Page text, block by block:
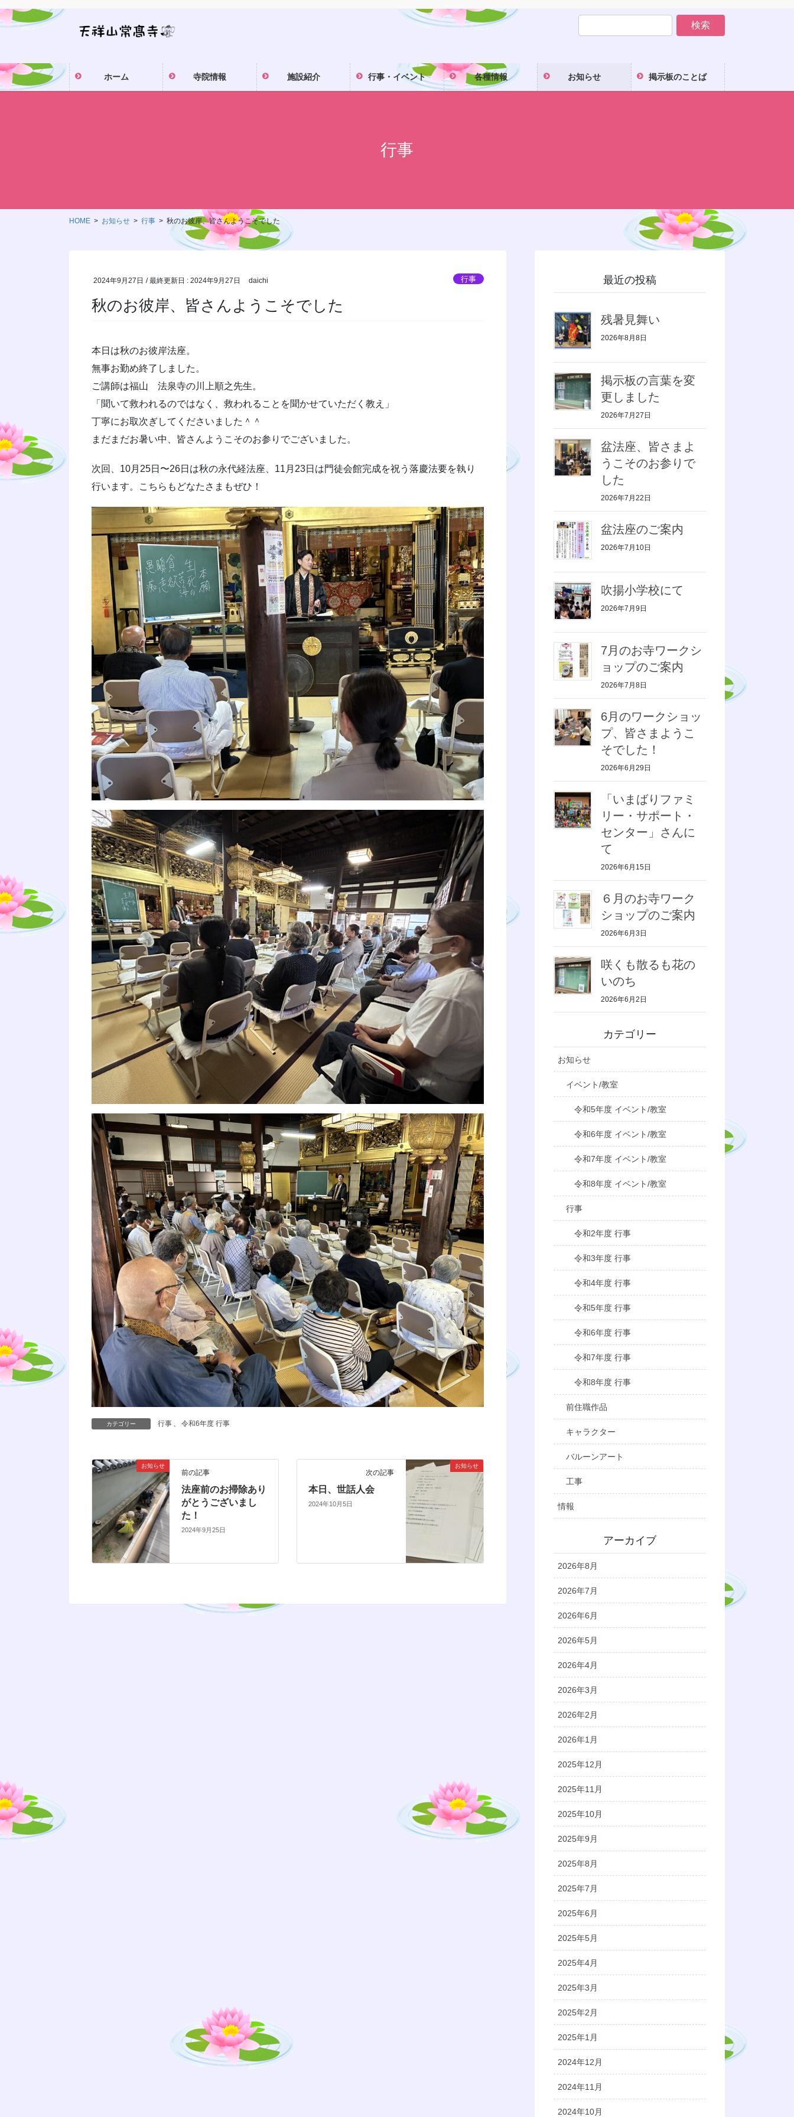
ン
ツ
に
移
ビ
シ
ョ
ン
ホーム 寺院情報 施設紹介 行事・イベント 各種情報 お知らせ 掲示板のことば
行事
HOME お知らせ 行事 秋のお彼岸、皆さんようこそでした
2024年9月27日 / 最終更新日 :2024年9月27日 daichi 行事
秋のお彼岸、皆さんようこそでした
本日は秋のお彼岸法座。
無事お勤め終了しました。
ご講師は福山 法泉寺の川上順之先生。
「聞いて救われるのではなく、救われることを聞かせていただく教え」
丁寧にお取次ぎしてくださいました＾＾
まだまだお暑い中、皆さんようこそのお参りでございました。
次回、10月25日〜26日は秋の永代経法座、11月23日は門徒会館完成を祝う落慶法要を執り
行います。こちらもどなたさまもぜひ！
カテゴリー 行事 、 令和6年度 行事
お知らせ
前の記事
法座前のお掃除あり
がとうございまし
た！
2024年9月25日
お知らせ
次の記事
本日、世話人会
2024年10月5日
最近の投稿
残暑見舞い
2026年8月8日
掲示板の言葉を変
更しました
2026年7月27日
盆法座、皆さまよ
うこそのお参りで
した
2026年7月22日
盆法座のご案内
2026年7月10日
吹揚小学校にて
2026年7月9日
7月のお寺ワークシ
ョップのご案内
2026年7月8日
6月のワークショッ
プ、皆さまようこ
そでした！
2026年6月29日
「いまばりファミ
リー・サポート・
センター」さんに
て
2026年6月15日
６月のお寺ワーク
ショップのご案内
2026年6月3日
咲くも散るも花の
いのち
2026年6月2日
カテゴリー
お知らせ
イベント/教室
令和5年度 イベント/教室
令和6年度 イベント/教室
令和7年度 イベント/教室
令和8年度 イベント/教室
行事
令和2年度 行事
令和3年度 行事
令和4年度 行事
令和5年度 行事
令和6年度 行事
令和7年度 行事
令和8年度 行事
前住職作品
キャラクター
バルーンアート
工事
情報
アーカイブ
2026年8月
2026年7月
2026年6月
2026年5月
2026年4月
2026年3月
2026年2月
2026年1月
2025年12月
2025年11月
2025年10月
2025年9月
2025年8月
2025年7月
2025年6月
2025年5月
2025年4月
2025年3月
2025年2月
2025年1月
2024年12月
2024年11月
2024年10月